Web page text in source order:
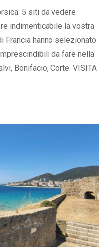
5 siti da vedere
indimenticabile la vostra
Francia hanno selezionato
da fare nella
Bonifacio, Corte. VISITA
Ajaccio Ajaccio, …